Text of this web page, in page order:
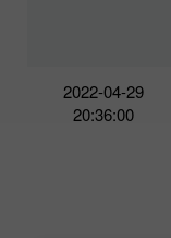
2022-04-29
20:36:00